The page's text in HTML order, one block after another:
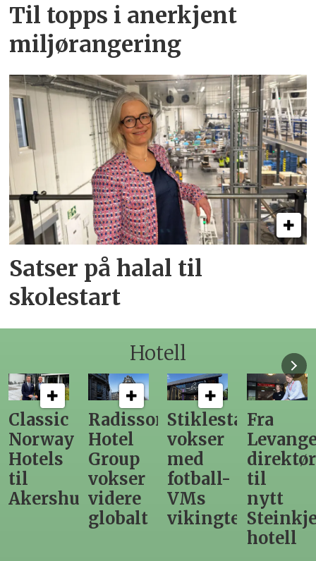
Til topps i anerkjent
miljørangering
Satser på halal til
skolestart
Hotell
Classic
Norway
Hotels
til
Akershus
Radisson
Hotel
Group
vokser
videre
globalt
Stiklestad
vokser
med
fotball-
VMs
vikingtematikk
Fra
direktør
til
nytt
hotell